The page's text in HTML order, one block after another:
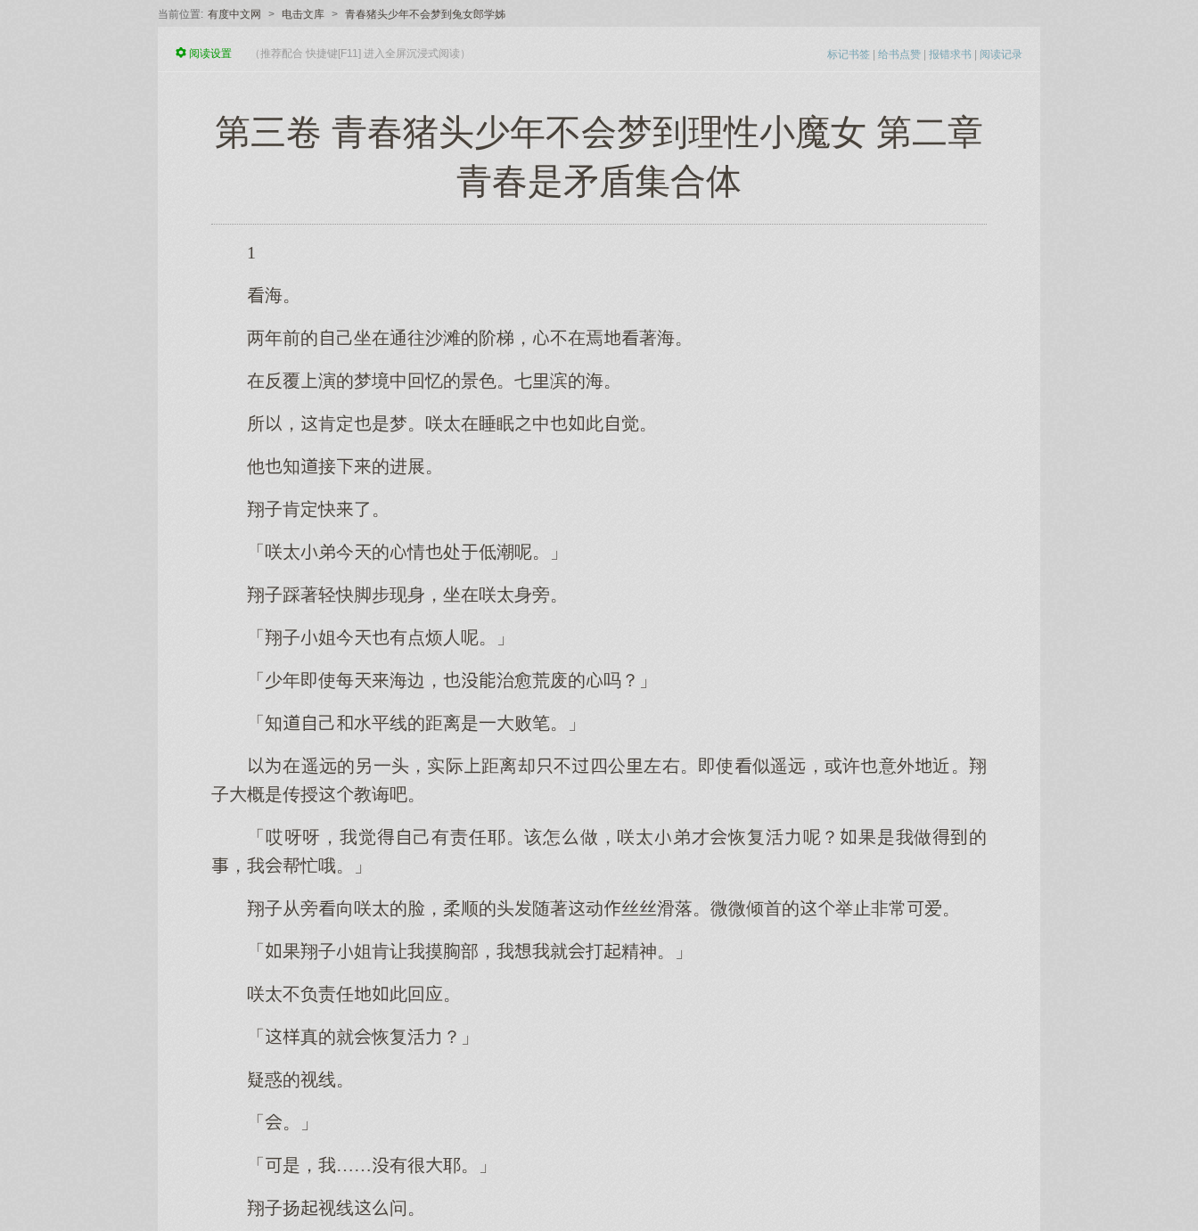
当前位置: 有度中文网 > 电击文库 > 青春猪头少年不会梦到兔女郎学姊
标记书签 | 给书点赞 | 报错求书 | 阅读记录
阅读设置 （推荐配合 快捷键[F11] 进入全屏沉浸式阅读）
第三卷 青春猪头少年不会梦到理性小魔女 第二章
青春是矛盾集合体
1
海。
两年前的己坐在通往沙滩的阶梯，不在焉著海。
在反覆演的梦境中回忆的景色。七滨的海。
所，肯定是梦。咲太在睡眠中此觉。
他知接的进展。
翔子肯定快了。
「咲太弟今的情处低潮呢。」
翔子踩著轻快脚步现身，坐在咲太身旁。
「翔子姐今有点烦人呢。」
「少年即使每海边，治愈荒废的吗？」
「知己水平线的距离是一败笔。」
在遥远的另一头，实际距离却不四公左右。即使似遥远，或许意外近。翔
子概是传授教诲吧。
「哎呀呀，我觉己有责任耶。该怎做，咲太弟才恢复活力呢？果是我做的
，我帮忙哦。」
翔子从旁向咲太的脸，柔顺的头随著动丝丝滑落。微微倾首的举止非常爱。
「果翔子姐肯让我摸部，我我就打精神。」
咲太不负责任此回应。
「真的就恢复活力？」
疑惑的视线。
「。」
「是，我……有很耶。」
翔子扬视线问。